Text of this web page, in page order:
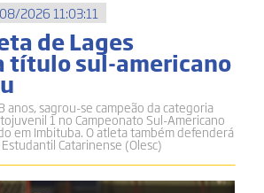
2026 11:03:11
de Lages
título sul-americano
anos, sagrou-se campeão da categoria
1 no Campeonato Sul-Americano
em Imbituba. O atleta também defenderá
Catarinense (Olesc)